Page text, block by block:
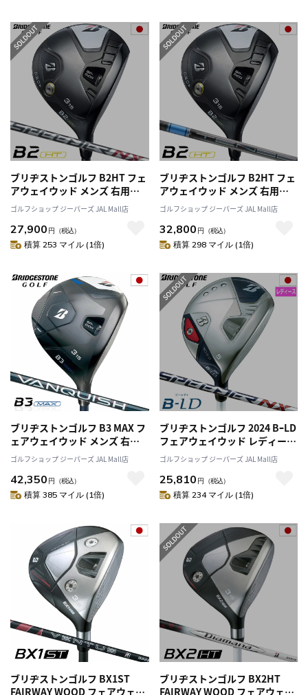
ブリヂストンゴルフ B2HT フェ
アウェイウッド メンズ 右用
SPEEDER NX BS40w カーボン
シャフト 日本正規品 2023年モ
デル
ゴルフショップ ジーパーズ JAL Mall店
27,900 円 （税込）
積算 253 マイル (1倍)
ブリヂストンゴルフ B2HT フェ
アウェイウッド メンズ 右用
TENSEI Pro Blue 1K 50 カーボ
ンシャフト 日本正規品 2023年
モデル
ゴルフショップ ジーパーズ JAL Mall店
32,800 円 （税込）
積算 298 マイル (1倍)
ブリヂストンゴルフ B3 MAX フ
ェアウェイウッド メンズ 右用
VANQUISH BS40 for MAX カー
ボンシャフト 2024年モデル 日
本正規品
ゴルフショップ ジーパーズ JAL Mall店
42,350 円 （税込）
積算 385 マイル (1倍)
ブリヂストンゴルフ 2024 BｰLD
フェアウェイウッド レディース
右用 SPEEDER NX BS40LDw
シャフト 日本正規品
ゴルフショップ ジーパーズ JAL Mall店
25,810 円 （税込）
積算 234 マイル (1倍)
ブリヂストンゴルフ BX1ST
FAIRWAY WOOD フェアウェイ
ブリヂストンゴルフ BX2HT
FAIRWAY WOOD フェアウェイ